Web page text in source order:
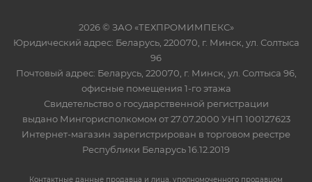
2026 © ЗАО «ТЕХПРОМИМПЕКС»
Юридический адрес: Беларусь, 220070, г. Минск, ул. Солтыса
96
Почтовый адрес: Беларусь, 220070, г. Минск, ул. Солтыса 96,
офисные помещения 1-го этажа
Свидетельство о государственной регистрации
выдано Мингорисполкомом от 27.07.2000 УНП 100127623
Интернет-магазин зарегистрирован в торговом реестре
Республики Беларусь 16.12.2019
Контактные данные продавца и лица, уполномоченного продавцом